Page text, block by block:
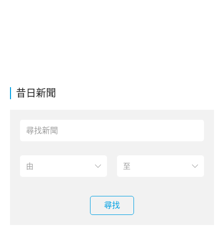
昔日新聞
尋找